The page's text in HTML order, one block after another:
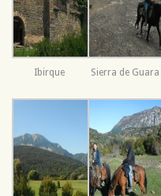
Ibirque Sierra de Guara